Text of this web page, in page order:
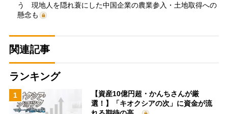
う 現地人を隠れ蓑にした中国企業の農業参入・土地取得への
懸念も
関連記事
ランキング
1
【資産10億円超・かんちさんが厳
選！】「キオクシアの次」に資金が流